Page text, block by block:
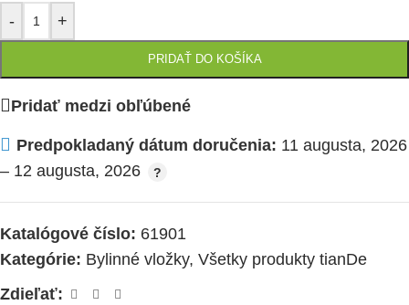
- +
PRIDAŤ DO KOŠÍKA
Pridať medzi obľúbené
Predpokladaný dátum doručenia: 11 augusta, 2026
– 12 augusta, 2026
Katalógové číslo: 61901
Kategórie: Bylinné vložky, Všetky produkty tianDe
Zdieľať: